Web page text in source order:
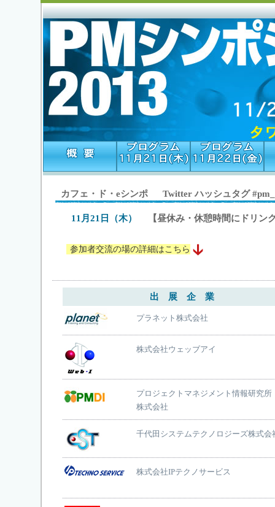
カフェ・ド・eシンポ Twitter ハッシュタグ
11月21日（木） 【昼休み・休憩時間にドリン
参加者交流の場の詳細はこちら
出 展 企 業
プラネット株式会社
株式会社ウェッブアイ
プロジェクトマネジメント情報研究所
株式会社
千代田システムテクノロジーズ株式会
株式会社IPテクノサービス